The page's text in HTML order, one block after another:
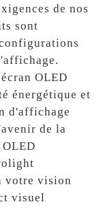
de nos
sont
OLED
énergétique et
d'affichage
de la
votre vision
visuel